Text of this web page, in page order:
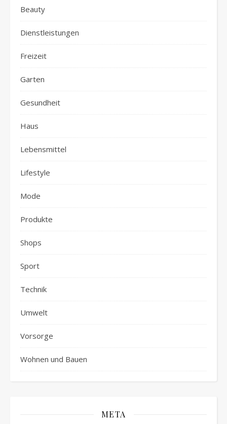
Beauty
Dienstleistungen
Freizeit
Garten
Gesundheit
Haus
Lebensmittel
Lifestyle
Mode
Produkte
Shops
Sport
Technik
Umwelt
Vorsorge
Wohnen und Bauen
META